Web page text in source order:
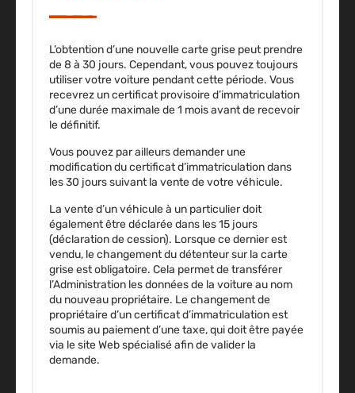
L’obtention d’une nouvelle carte grise peut prendre
de 8 à 30 jours. Cependant, vous pouvez toujours
utiliser votre voiture pendant cette période. Vous
recevrez un certificat provisoire d’immatriculation
d’une durée maximale de 1 mois avant de recevoir
le définitif.
Vous pouvez par ailleurs demander une
modification du certificat d’immatriculation dans
les 30 jours suivant la vente de votre véhicule.
La vente d’un véhicule à un particulier doit
également être déclarée dans les 15 jours
(déclaration de cession). Lorsque ce dernier est
vendu, le changement du détenteur sur la carte
grise est obligatoire. Cela permet de transférer
l’Administration les données de la voiture au nom
du nouveau propriétaire. Le changement de
propriétaire d’un certificat d’immatriculation est
soumis au paiement d’une taxe, qui doit être payée
via le site Web spécialisé afin de valider la
demande.